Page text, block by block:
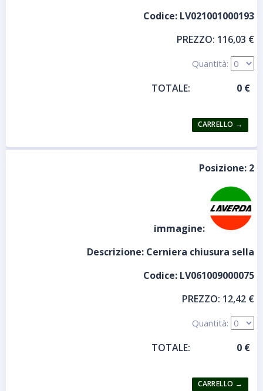
Codice: LV021001000193
PREZZO: 116,03 €
Quantità:
TOTALE:
Posizione: 2
immagine:
Descrizione: Cerniera chiusura sella
Codice: LV061009000075
PREZZO: 12,42 €
Quantità:
TOTALE: